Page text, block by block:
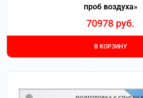
проб воздуха»
70978 руб.
В КОРЗИНУ